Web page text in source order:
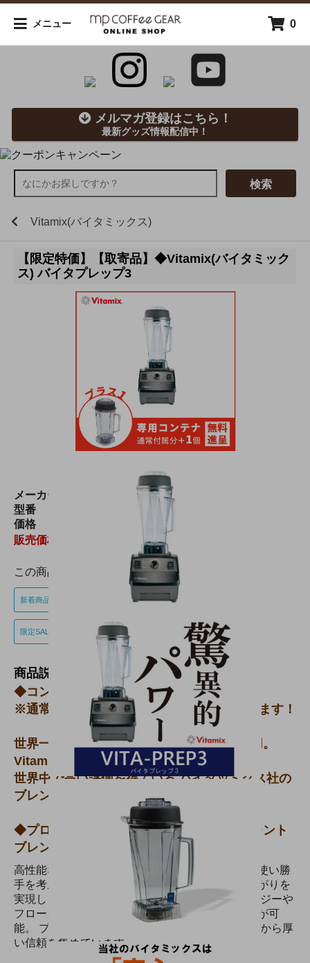
メニュー 0
メルマガ登録はこちら！
最新グッズ情報配信中！
検索
Vitamix(バイタミックス)
【限定特価】【取寄品】◆Vitamix(バイタミック
ス) バイタプレップ3
メーカー
Vitamix(バイタミックス)
型番
価格
158,000円(税込173,800円)
販売価格
126,400円(税込139,040円)
この商品のキーワード
新着商品 ブレンダー
限定SALE
商品説明
◆コンテナ＋1個無料進呈キャンペーン中！
※通常付属1個＋無料分1個＝合計2個付属します！
世界一流ホテル、レストランのシェフも使用。
Vitamixのプロ仕様、ブレンダーミキサー。
世界中で高い評価を得ている バイタッミクス社の
ブレンダーです。
◆プログラム機能付きで静穏性が高いサイレント
ブレンダーは
→こちらをご覧下さい。
高性能なモーターや撹拌力を高める工夫、さらに使い勝
手を考慮した設計で、スピーディに質の高い仕上がりを
実現します。 通常のドリンクはもちろん、スムージーや
フローズンドリンクなどあらゆるメニューづくりが可
能。 プロ仕様のブレンダーとして、多くのシェフから厚
い信頼を集めています。